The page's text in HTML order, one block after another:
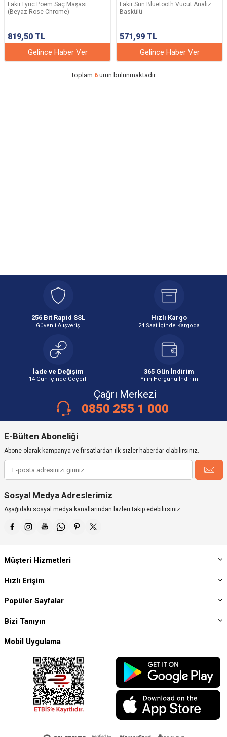
Fakir Lyrıc Poem Saç Maşası
(Beyaz-Rose Chrome)
819,50 TL
Gelince Haber Ver
Fakir Sun Bluetooth Vücut Analiz
Baskülü
571,99 TL
Gelince Haber Ver
Toplam 6ürün bulunmaktadır.
256 Bit Rapid SSL
Güvenli Alışveriş
Hızlı Kargo
24 Saat İçinde Kargoda
İade ve Değişim
14 Gün İçinde Geçerli
365 Gün İndirim
Yılın Hergünü İndirim
Çağrı Merkezi
0850 255 1 000
E-Bülten Aboneliği
Abone olarak kampanya ve fırsatlardan ilk sizler haberdar olabilirsiniz.
Sosyal Medya Adreslerimiz
Aşağıdaki sosyal medya kanallarından bizleri takip edebilirsiniz.
Müşteri Hizmetleri
Hızlı Erişim
Popüler Sayfalar
Bizi Tanıyın
Mobil Uygulama